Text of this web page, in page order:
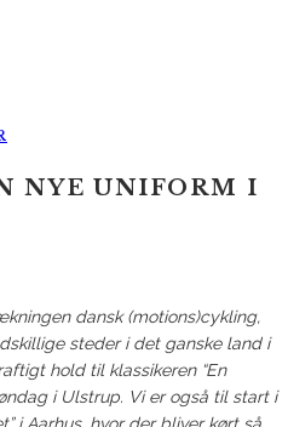
NYE UNIFORM I
dansk (motions)cykling,
steder i det ganske land i
hold til klassikeren “En
i Ulstrup. Vi er også til start i
i Aarhus, hvor der bliver kørt så